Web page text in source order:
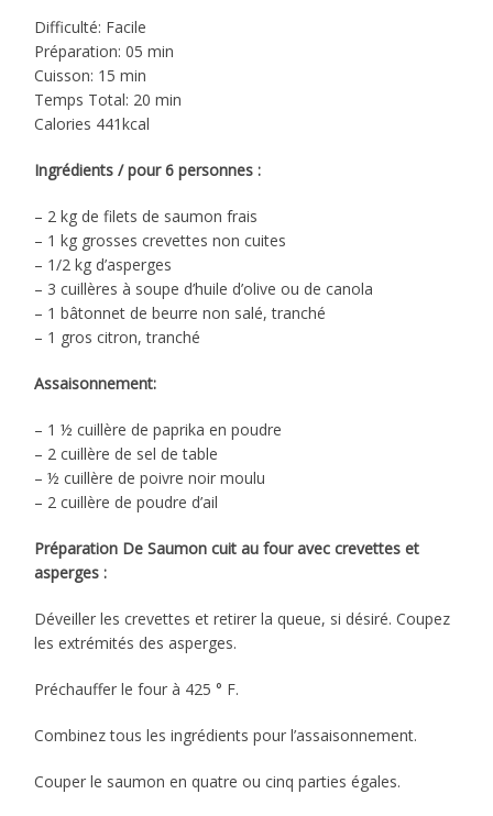
Difficulté: Facile
Préparation: 05 min
Cuisson: 15 min
Temps Total: 20 min
Calories 441kcal
Ingrédients / pour 6 personnes :
– 2 kg de filets de saumon frais
– 1 kg grosses crevettes non cuites
– 1/2 kg d’asperges
– 3 cuillères à soupe d’huile d’olive ou de canola
– 1 bâtonnet de beurre non salé, tranché
– 1 gros citron, tranché
Assaisonnement:
– 1 ½ cuillère de paprika en poudre
– 2 cuillère de sel de table
– ½ cuillère de poivre noir moulu
– 2 cuillère de poudre d’ail
Préparation De Saumon cuit au four avec crevettes et
asperges :
Déveiller les crevettes et retirer la queue, si désiré. Coupez
les extrémités des asperges.
Préchauffer le four à 425 ° F.
Combinez tous les ingrédients pour l’assaisonnement.
Couper le saumon en quatre ou cinq parties égales.